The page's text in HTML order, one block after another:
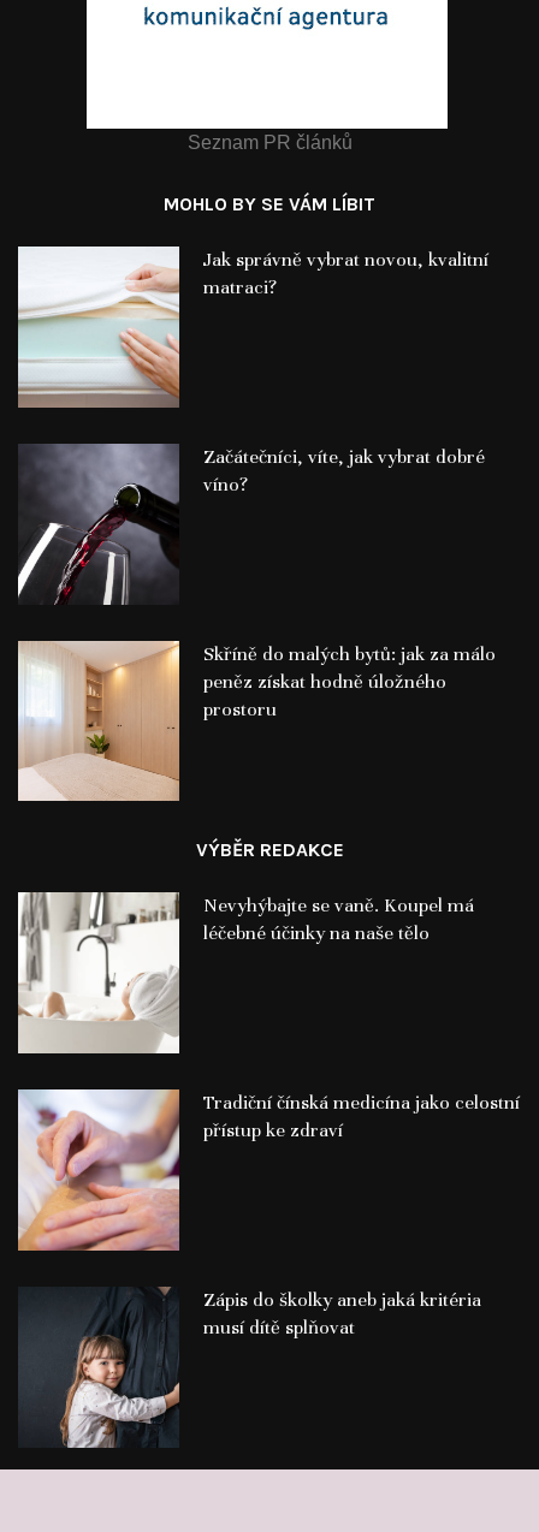
Seznam PR článků
MOHLO BY SE VÁM LÍBIT
Jak správně vybrat novou, kvalitní
matraci?
Začátečníci, víte, jak vybrat dobré
víno?
Skříně do malých bytů: jak za málo
peněz získat hodně úložného
prostoru
VÝBĚR REDAKCE
Nevyhýbajte se vaně. Koupel má
léčebné účinky na naše tělo
Tradiční čínská medicína jako celostní
přístup ke zdraví
Zápis do školky aneb jaká kritéria
musí dítě splňovat